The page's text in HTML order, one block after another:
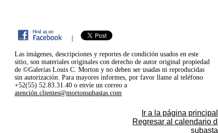
|
Las imágenes, descripciones y reportes de condición usados en este
sitio, son materiales originales con derecho de autor original propiedad
de ©Galerías Louis C. Morton y no deben ser usadas ni reproducidas
sin autorización. Para mayores informes, por favor llame al teléfono
+52(55) 52.83.31.40 o envíe un correo a
atención.clientes@mortonsubastas.com
Ir a la página principal
Regresar al calendario